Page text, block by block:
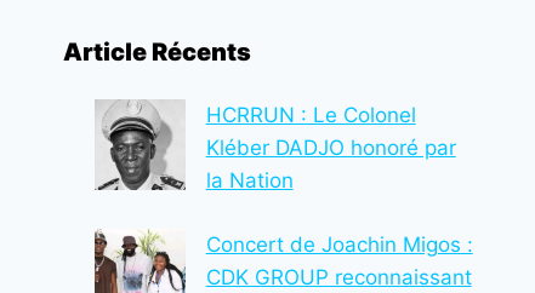
Article Récents
HCRRUN : Le Colonel
Kléber DADJO honoré par
la Nation
Concert de Joachin Migos :
CDK GROUP reconnaissant